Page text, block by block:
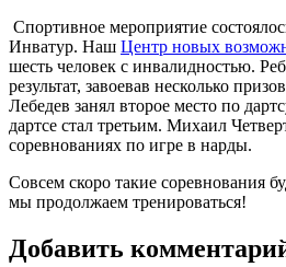
Спортивное мероприятие
Инватур. Наш Центр новых
шесть человек с инвалидностью.
результат, завоевав несколько
Лебедев занял второе место по
дартсе стал третьим. Михаил
соревнованиях по игре в нарды.
Совсем скоро такие соревнования
мы продолжаем тренироваться!
Добавить